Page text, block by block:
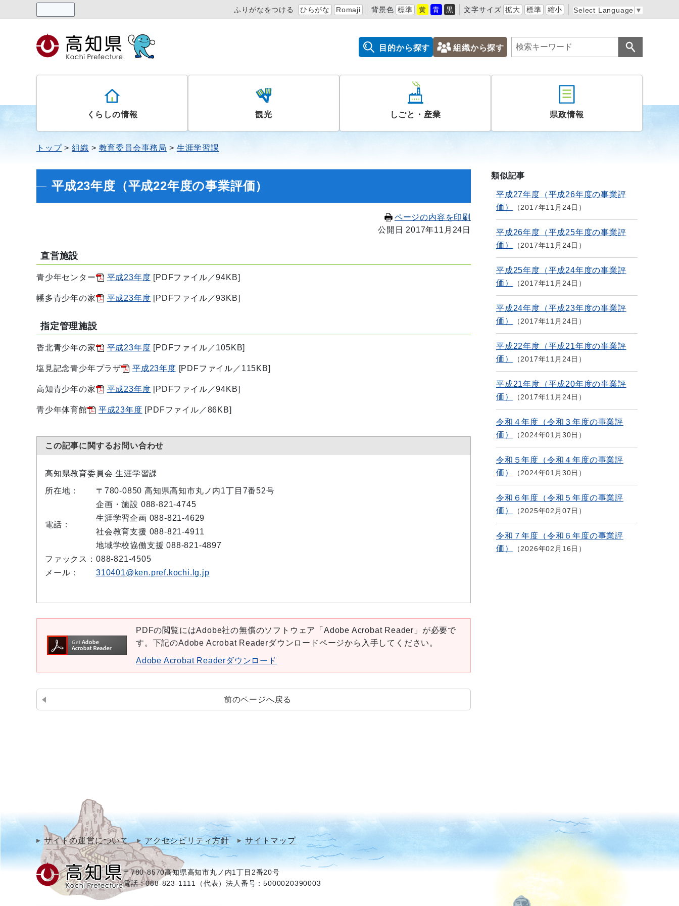
ふりがなをつける ひらがな Romaji 背景色 標準 黄 青 黒 文字サイズ 拡大 標準 縮小 Select Language ▼
目的から探す 組織から探す
くらしの情報 観光 しごと・産業 県政情報
トップ 組織 教育委員会事務局 生涯学習課
平成23年度（平成22年度の事業評価）
ページの内容を印刷
公開日 2017年11月24日
直営施設
青少年センター 平成23年度 [PDFファイル／94KB]
幡多青少年の家 平成23年度 [PDFファイル／93KB]
指定管理施設
香北青少年の家 平成23年度 [PDFファイル／105KB]
塩見記念青少年プラザ 平成23年度 [PDFファイル／115KB]
高知青少年の家 平成23年度 [PDFファイル／94KB]
青少年体育館 平成23年度 [PDFファイル／86KB]
この記事に関するお問い合わせ
高知県教育委員会 生涯学習課
所在地：
〒780-0850 高知県高知市丸ノ内1丁目7番52号
電話：
企画・施設 088-821-4745
生涯学習企画 088-821-4629
社会教育支援 088-821-4911
地域学校協働支援 088-821-4897
ファックス： 088-821-4505
メール：
310401@ken.pref.kochi.lg.jp
PDFの閲覧にはAdobe社の無償のソフトウェア「Adobe Acrobat Reader」が必要で
す。下記のAdobe Acrobat Readerダウンロードページから入手してください。
Adobe Acrobat Readerダウンロード
前のページへ戻る
類似記事
平成27年度（平成26年度の事業評
価）
2017年11月24日
平成26年度（平成25年度の事業評
価）
2017年11月24日
平成25年度（平成24年度の事業評
価）
2017年11月24日
平成24年度（平成23年度の事業評
価）
2017年11月24日
平成22年度（平成21年度の事業評
価）
2017年11月24日
平成21年度（平成20年度の事業評
価）
2017年11月24日
令和４年度（令和３年度の事業評
価）
2024年01月30日
令和５年度（令和４年度の事業評
価）
2024年01月30日
令和６年度（令和５年度の事業評
価）
2025年02月07日
令和７年度（令和６年度の事業評
価）
2026年02月16日
サイトの運営について アクセシビリティ方針 サイトマップ
〒780-8570高知県高知市丸ノ内1丁目2番20号
電話：088-823-1111（代表）法人番号：5000020390003